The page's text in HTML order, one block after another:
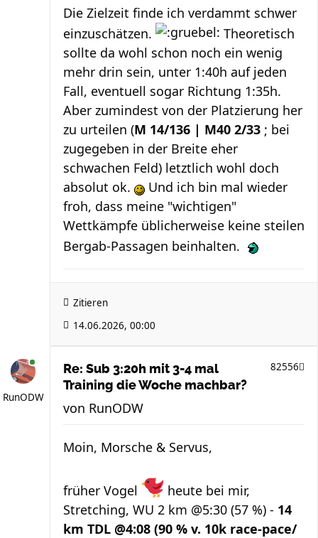
Die Zielzeit finde ich verdammt schwer
einzuschätzen.
Theoretisch
sollte da wohl schon noch ein wenig
mehr drin sein, unter 1:40h auf jeden
Fall, eventuell sogar Richtung 1:35h.
Aber zumindest von der Platzierung her
zu urteilen (M 14/136 | M40 2/33 ; bei
zugegeben in der Breite eher
schwachen Feld) letztlich wohl doch
absolut ok.
Und ich bin mal wieder
froh, dass meine "wichtigen"
Wettkämpfe üblicherweise keine steilen
Bergab-Passagen beinhalten.
Zitieren
14.06.2026, 00:00
RunODW
Re: Sub 3:20h mit 3-4 mal
Training die Woche machbar?
82556
von RunODW
Moin, Morsche & Servus,
früher Vogel
heute bei mir,
Stretching, WU 2 km @5:30 (57 %) - 14
km TDL @4:08 (90 % v. 10k race-pace/